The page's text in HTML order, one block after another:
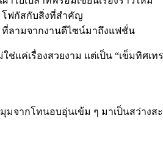
ฟกัสกับสิ่งที่สำคัญ
ที่ลามจากงานดีไซน์มาถึงแฟชั่น
ใช่แค่เรื่องสวยงาม แต่เป็น “เข็มทิ
มจากโทนอบอุ่นเข้ม ๆ มาเป็นสว่างส